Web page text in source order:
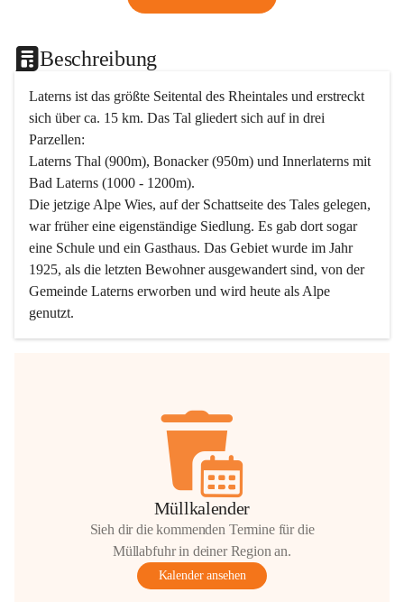
Beschreibung
Laterns ist das größte Seitental des Rheintales und erstreckt
sich über ca. 15 km. Das Tal gliedert sich auf in drei
Parzellen:
Laterns Thal (900m), Bonacker (950m) und Innerlaterns mit
Bad Laterns (1000 - 1200m).
Die jetzige Alpe Wies, auf der Schattseite des Tales gelegen,
war früher eine eigenständige Siedlung. Es gab dort sogar
eine Schule und ein Gasthaus. Das Gebiet wurde im Jahr
1925, als die letzten Bewohner ausgewandert sind, von der
Gemeinde Laterns erworben und wird heute als Alpe
genutzt.
Müllkalender
Sieh dir die kommenden Termine für die
Müllabfuhr in deiner Region an.
Kalender ansehen